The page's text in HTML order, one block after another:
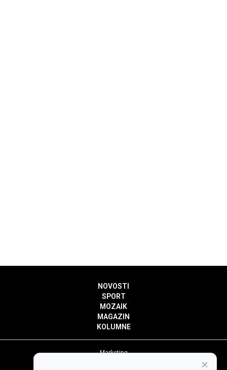
NOVOSTI
SPORT
MOZAIK
MAGAZIN
KOLUMNE
Marketing
×